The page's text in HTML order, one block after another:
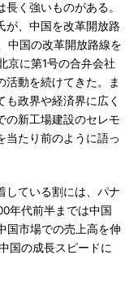
く強いものがある。
が、中国を改革開放路
中国の改革開放路線を
京に第1号の合弁会社
活動を続けてきた。ま
政界や経済界に広く
の新工場建設のセレモ
当たり前のように語っ
ている割には、パナ
年代前半までは中国
国市場での売上高を伸
国の成長スピードに